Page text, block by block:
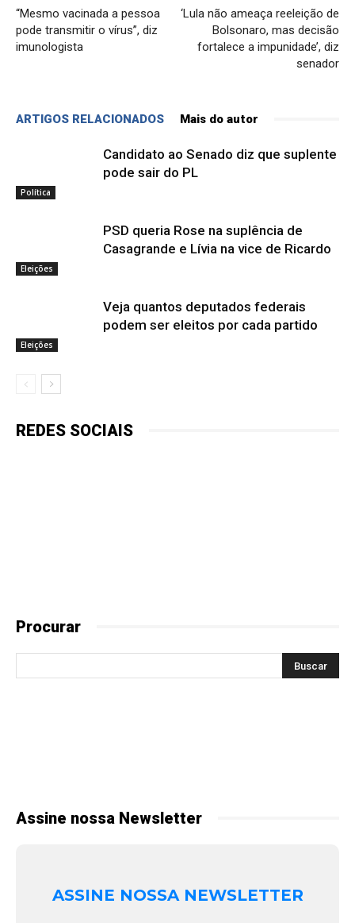
“Mesmo vacinada a pessoa
pode transmitir o vírus”, diz
imunologista
‘Lula não ameaça reeleição de
Bolsonaro, mas decisão
fortalece a impunidade’, diz
senador
ARTIGOS RELACIONADOS Mais do autor
Política
Candidato ao Senado diz que suplente
pode sair do PL
Eleições
PSD queria Rose na suplência de
Casagrande e Lívia na vice de Ricardo
Eleições
Veja quantos deputados federais
podem ser eleitos por cada partido
REDES SOCIAIS
Procurar
Assine nossa Newsletter
ASSINE NOSSA NEWSLETTER